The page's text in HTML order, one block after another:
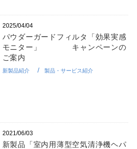
2025/04/04
パウダーガードフィルタ「効果実感
モニター」 キャンペーンの
ご案内
新製品紹介 製品・サービス紹介
2021/06/03
新製品「室内用薄型空気清浄機ヘパ